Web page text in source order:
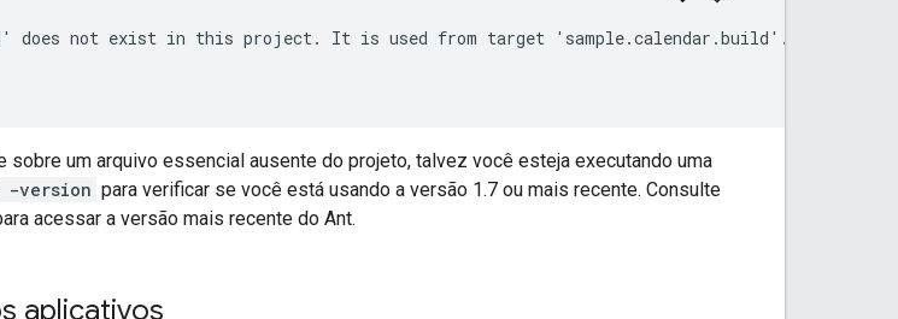
does not exist in this project. It is used from target 'sample.calendar.build'.
sobre um arquivo essencial ausente do projeto, talvez você esteja executando uma
-version para verificar se você está usando a versão 1.7 ou mais recente. Consulte
acessar a versão mais recente do Ant.
aplicativos